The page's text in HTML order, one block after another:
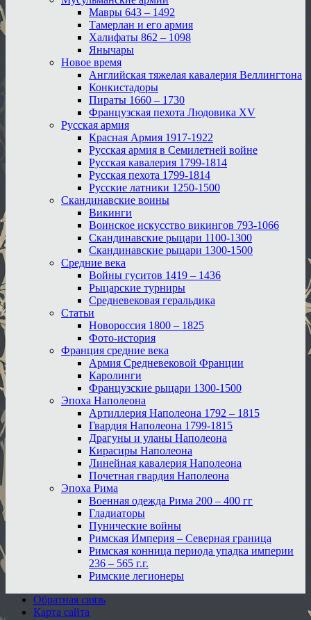
Мавры 643 – 1492
Тамерлан и его армия
Халифаты 862 – 1098
Янычары
Новое время
Английская тяжелая кавалерия Веллингтона
Конкистадоры
Пираты 1660 – 1730
Французская пехота Людовика XV
Русская армия
Красная Армия 1917-1922
Русская армия в Семилетней войне
Русская кавалерия 1799-1814
Русская пехота 1799-1814
Русские латники 1250-1500
Скандинавские воины
Викинги
Воинское искусство викингов 793-1066
Скандинавские рыцари 1100-1300
Скандинавские рыцари 1300-1500
Средние века
Войны гуситов 1419 – 1436
Рыцарские турниры
Средневековая геральдика
Статьи
Новороссия 1800 – 1825
Фото-история
Франция средние века
Армия Средневековой Франции
Каролинги
Французские рыцари 1300-1500
Эпоха Наполеона
Артиллерия Наполеона 1792 – 1815
Гвардия Наполеона 1799-1815
Драгуны и уланы Наполеона
Кирасиры Наполеона
Линейная кавалерия Наполеона
Почетная гвардия Наполеона
Эпоха Рима
Военная одежда Рима 200 – 400 гг
Гладиаторы
Пунические войны
Римская Империя – Северная граница
Римская конница периода упадка империи
236 – 565 г.г.
Римские легионеры
Обратная связь
Карта сайта